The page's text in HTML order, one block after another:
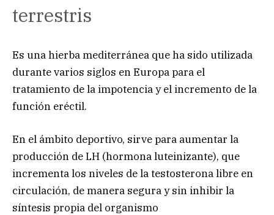
terrestris
Es una hierba mediterránea que ha sido utilizada
durante varios siglos en Europa para el
tratamiento de la impotencia y el incremento de la
función eréctil.
En el ámbito deportivo, sirve para aumentar la
producción de LH (hormona luteinizante), que
incrementa los niveles de la testosterona libre en
circulación, de manera segura y sin inhibir la
síntesis propia del organismo